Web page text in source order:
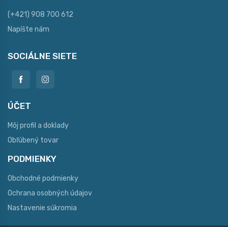
(+421) 908 700 612
Napíšte nám
SOCIÁLNE SIETE
ÚČET
Môj profil a doklady
Obľúbený tovar
PODMIENKY
Obchodné podmienky
Ochrana osobných údajov
Nastavenie súkromia